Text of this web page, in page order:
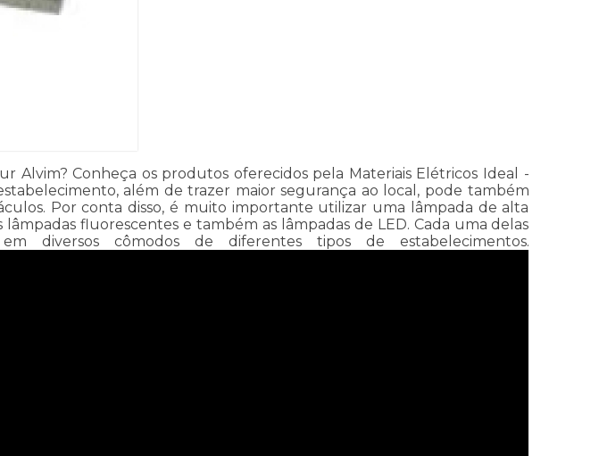
Conheça os produtos oferecidos pela Materiais Elétricos Ideal -
além de trazer maior segurança ao local, pode também
Por conta disso, é muito importante utilizar uma lâmpada de alta
fluorescentes e também as lâmpadas de LED. Cada uma delas
diversos cômodos de diferentes tipos de estabelecimentos.